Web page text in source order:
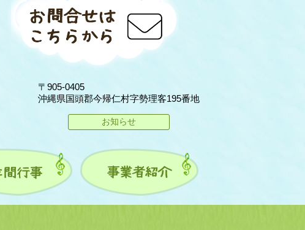
〒905-0405
沖縄県国頭郡今帰仁村字勢理客195番地
お知らせ